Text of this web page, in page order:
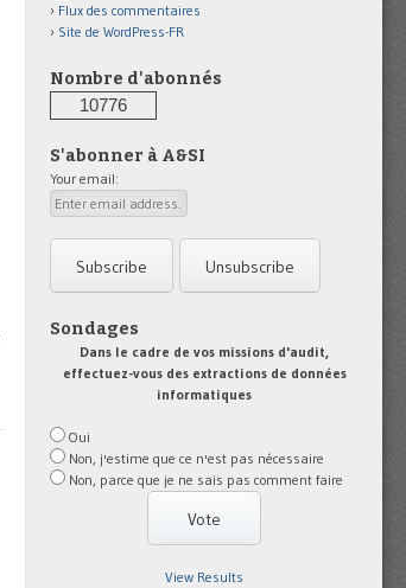
Flux des commentaires
Site de WordPress-FR
Nombre d'abonnés
10776
S'abonner à A&SI
Your email:
Sondages
Dans le cadre de vos missions d'audit,
effectuez-vous des extractions de données
informatiques
Oui
Non, j'estime que ce n'est pas nécessaire
Non, parce que je ne sais pas comment faire
View Results